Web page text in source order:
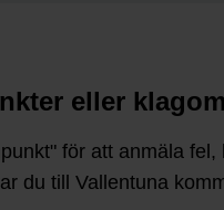
eller
för att anmäla fel,
du till Vallentuna